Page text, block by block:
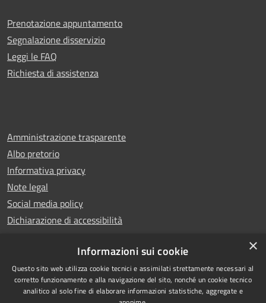
Prenotazione appuntamento
Segnalazione disservizio
Leggi le FAQ
Richiesta di assistenza
Amministrazione trasparente
Albo pretorio
Informativa privacy
Note legal
Social media policy
Dichiarazione di accessibilità
RSS
Accessibilità
Copyright © 2025 Comune di
Montecatini Terme
×
Informazioni sui cookie
Questo sito web utilizza cookie tecnici e assimilati strettamente necessari al
corretto funzionamento e alla navigazione del sito, nonché un cookie tecnico
analitico al solo fine di elaborare informazioni statistiche, aggregate e